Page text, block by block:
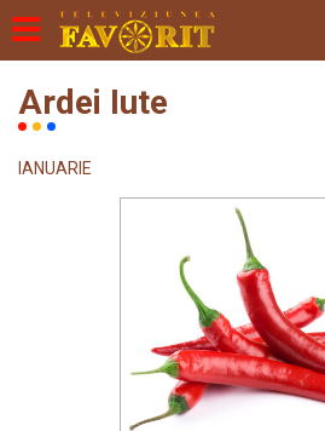
Ardei Iute
IANUARIE